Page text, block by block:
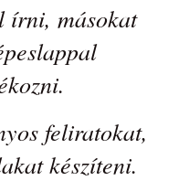
írni, másokat
feliratokat,
készíteni.